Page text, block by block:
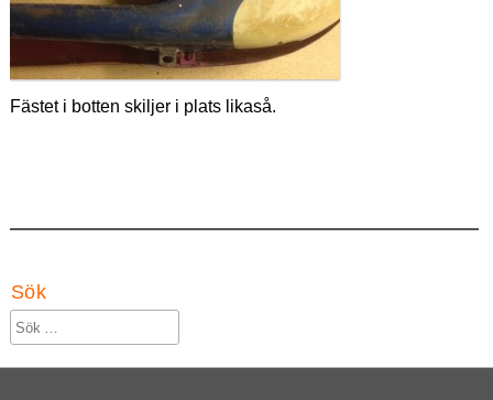
Fästet i botten skiljer i plats likaså.
Sök